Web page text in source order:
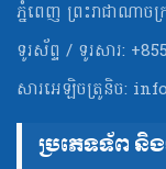
ភ្នំពេញ ព្រះរាជាណាចក្
ទូរស័ព្ទ / ទូរសារ:
សារអេឡិចត្រូនិច:
ប្រភេទទ័ព និ